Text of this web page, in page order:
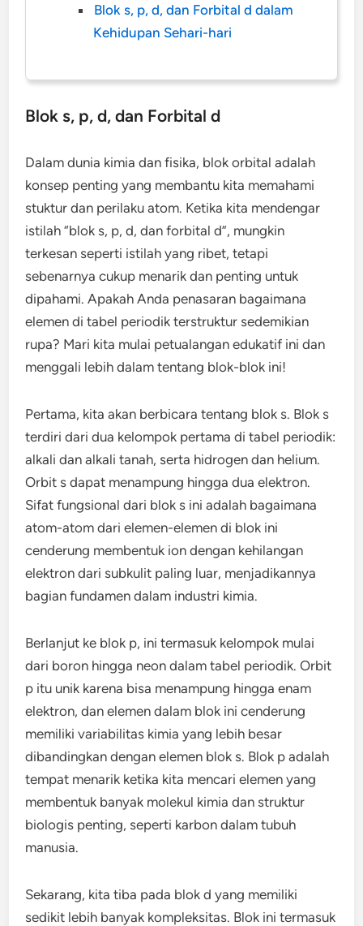
Blok s, p, d, dan Forbital d dalam
Kehidupan Sehari-hari
Blok s, p, d, dan Forbital d
Dalam dunia kimia dan fisika, blok orbital adalah
konsep penting yang membantu kita memahami
stuktur dan perilaku atom. Ketika kita mendengar
istilah “blok s, p, d, dan forbital d”, mungkin
terkesan seperti istilah yang ribet, tetapi
sebenarnya cukup menarik dan penting untuk
dipahami. Apakah Anda penasaran bagaimana
elemen di tabel periodik terstruktur sedemikian
rupa? Mari kita mulai petualangan edukatif ini dan
menggali lebih dalam tentang blok-blok ini!
Pertama, kita akan berbicara tentang blok s. Blok s
terdiri dari dua kelompok pertama di tabel periodik:
alkali dan alkali tanah, serta hidrogen dan helium.
Orbit s dapat menampung hingga dua elektron.
Sifat fungsional dari blok s ini adalah bagaimana
atom-atom dari elemen-elemen di blok ini
cenderung membentuk ion dengan kehilangan
elektron dari subkulit paling luar, menjadikannya
bagian fundamen dalam industri kimia.
Berlanjut ke blok p, ini termasuk kelompok mulai
dari boron hingga neon dalam tabel periodik. Orbit
p itu unik karena bisa menampung hingga enam
elektron, dan elemen dalam blok ini cenderung
memiliki variabilitas kimia yang lebih besar
dibandingkan dengan elemen blok s. Blok p adalah
tempat menarik ketika kita mencari elemen yang
membentuk banyak molekul kimia dan struktur
biologis penting, seperti karbon dalam tubuh
manusia.
Sekarang, kita tiba pada blok d yang memiliki
sedikit lebih banyak kompleksitas. Blok ini termasuk